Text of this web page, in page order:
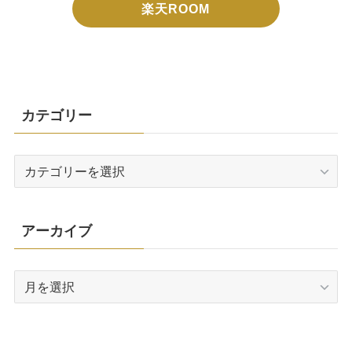
楽天ROOM
カテゴリー
リ
ー
アーカイブ